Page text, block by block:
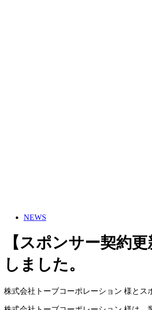
NEWS
【スポンサー契約
しました。
株式会社トーブコーポレーション 様とス